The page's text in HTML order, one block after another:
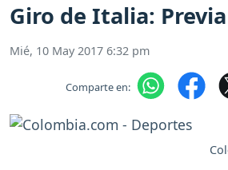
Giro de Italia:
Mié, 10 May 2017 6:32 pm
Comparte en: